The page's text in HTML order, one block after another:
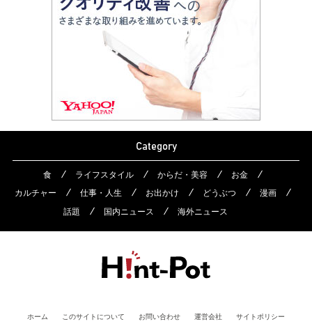
Category
食 ライフスタイル からだ・美容
お金
カルチャー
仕事・人生 お出かけ どうぶつ
漫画
話題
国内ニュース 海外ニュース
ホーム このサイトについて お問い合わせ 運営会社 サイトポリシー